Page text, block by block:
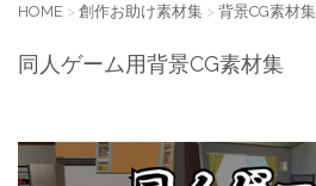
HOME > 創作お助け素材集 > 背景CG素材集
同人ゲーム用背景CG素材集